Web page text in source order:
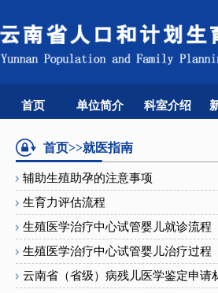
首页 单位简介 科室介绍
首页>>就医指南
辅助生殖助孕的注意事项
生育力评估流程
生殖医学治疗中心试管婴儿就诊流程
生殖医学治疗中心试管婴儿治疗过程
云南省（省级）病残儿医学鉴定申请